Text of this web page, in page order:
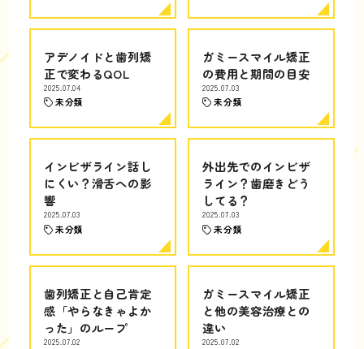
アデノイドと歯列矯
正で変わるQOL
2025.07.04
未分類
ガミースマイル矯正
の費用と期間の目安
2025.07.03
未分類
インビザライン話し
にくい？滑舌への影
響
2025.07.03
未分類
外出先でのインビザ
ライン？歯磨きどう
してる？
2025.07.03
未分類
歯列矯正と自己肯定
感「やらなきゃよか
った」のループ
2025.07.02
ガミースマイル矯正
と他の美容治療との
違い
2025.07.02